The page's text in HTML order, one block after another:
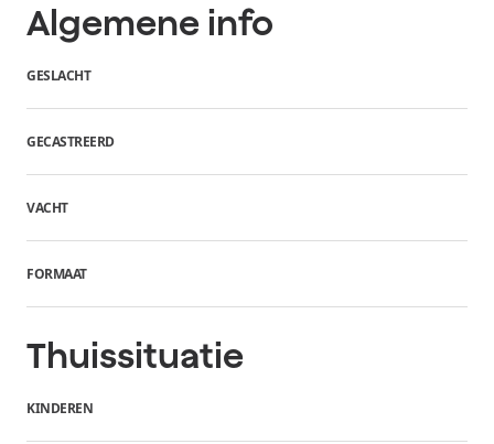
Algemene info
GESLACHT
GECASTREERD
VACHT
FORMAAT
Thuissituatie
KINDEREN